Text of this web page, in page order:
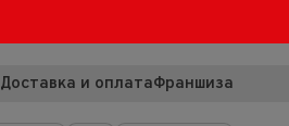
Доставка и оплатаФраншиза